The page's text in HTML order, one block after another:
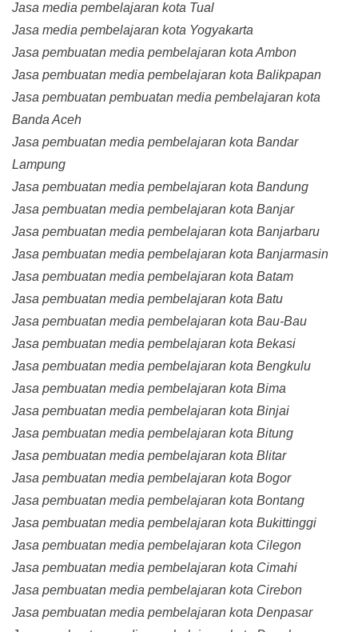
Jasa media pembelajaran kota Tual
Jasa media pembelajaran kota Yogyakarta
Jasa pembuatan media pembelajaran kota Ambon
Jasa pembuatan media pembelajaran kota Balikpapan
Jasa pembuatan pembuatan media pembelajaran kota
Banda Aceh
Jasa pembuatan media pembelajaran kota Bandar
Lampung
Jasa pembuatan media pembelajaran kota Bandung
Jasa pembuatan media pembelajaran kota Banjar
Jasa pembuatan media pembelajaran kota Banjarbaru
Jasa pembuatan media pembelajaran kota Banjarmasin
Jasa pembuatan media pembelajaran kota Batam
Jasa pembuatan media pembelajaran kota Batu
Jasa pembuatan media pembelajaran kota Bau-Bau
Jasa pembuatan media pembelajaran kota Bekasi
Jasa pembuatan media pembelajaran kota Bengkulu
Jasa pembuatan media pembelajaran kota Bima
Jasa pembuatan media pembelajaran kota Binjai
Jasa pembuatan media pembelajaran kota Bitung
Jasa pembuatan media pembelajaran kota Blitar
Jasa pembuatan media pembelajaran kota Bogor
Jasa pembuatan media pembelajaran kota Bontang
Jasa pembuatan media pembelajaran kota Bukittinggi
Jasa pembuatan media pembelajaran kota Cilegon
Jasa pembuatan media pembelajaran kota Cimahi
Jasa pembuatan media pembelajaran kota Cirebon
Jasa pembuatan media pembelajaran kota Denpasar